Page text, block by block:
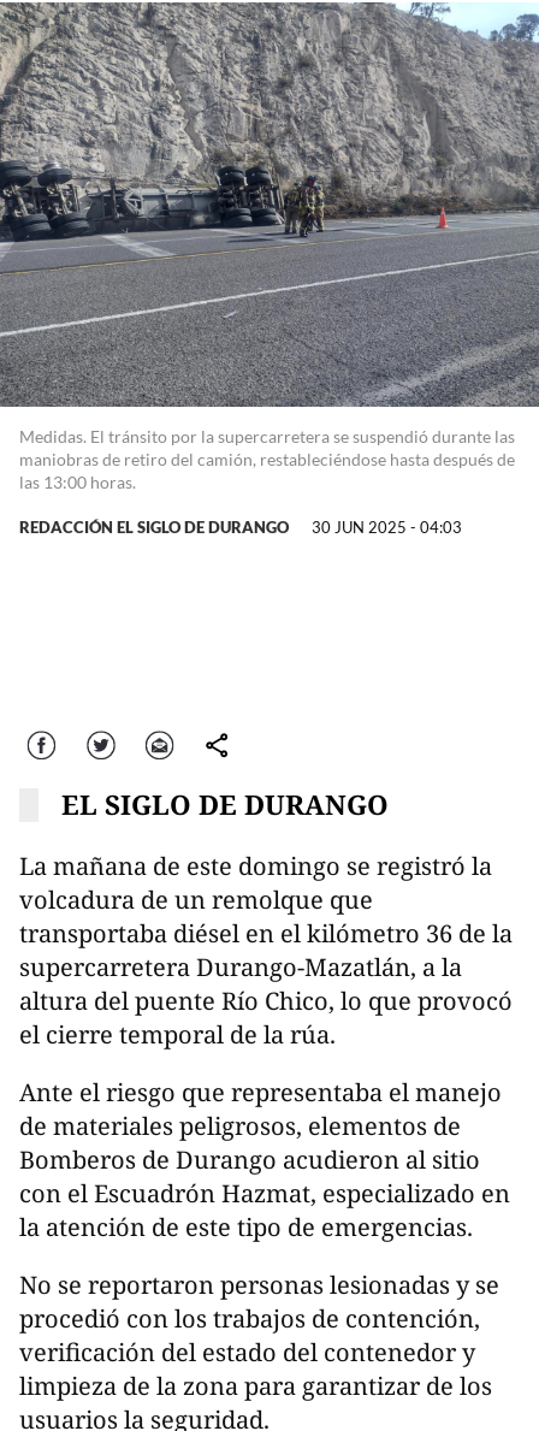
Medidas. El tránsito por la supercarretera se suspendió durante las
maniobras de retiro del camión, restableciéndose hasta después de
las 13:00 horas.
REDACCIÓN EL SIGLO DE DURANGO 30 JUN 2025 - 04:03
Facebook Twitter Correo comparte
EL SIGLO DE DURANGO
La mañana de este domingo se registró la
volcadura de un remolque que
transportaba diésel en el kilómetro 36 de la
supercarretera Durango-Mazatlán, a la
altura del puente Río Chico, lo que provocó
el cierre temporal de la rúa.
Ante el riesgo que representaba el manejo
de materiales peligrosos, elementos de
Bomberos de Durango acudieron al sitio
con el Escuadrón Hazmat, especializado en
la atención de este tipo de emergencias.
No se reportaron personas lesionadas y se
procedió con los trabajos de contención,
verificación del estado del contenedor y
limpieza de la zona para garantizar de los
usuarios la seguridad.